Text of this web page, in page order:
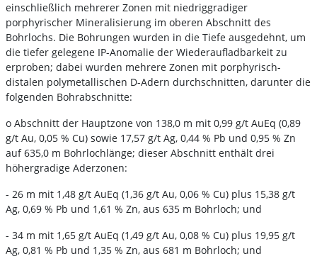
einschließlich mehrerer Zonen mit niedriggradiger
porphyrischer Mineralisierung im oberen Abschnitt des
Bohrlochs. Die Bohrungen wurden in die Tiefe ausgedehnt, um
die tiefer gelegene IP-Anomalie der Wiederaufladbarkeit zu
erproben; dabei wurden mehrere Zonen mit porphyrisch-
distalen polymetallischen D-Adern durchschnitten, darunter die
folgenden Bohrabschnitte:
o Abschnitt der Hauptzone von 138,0 m mit 0,99 g/t AuEq (0,89
g/t Au, 0,05 % Cu) sowie 17,57 g/t Ag, 0,44 % Pb und 0,95 % Zn
auf 635,0 m Bohrlochlänge; dieser Abschnitt enthält drei
höhergradige Aderzonen:
- 26 m mit 1,48 g/t AuEq (1,36 g/t Au, 0,06 % Cu) plus 15,38 g/t
Ag, 0,69 % Pb und 1,61 % Zn, aus 635 m Bohrloch; und
- 34 m mit 1,65 g/t AuEq (1,49 g/t Au, 0,08 % Cu) plus 19,95 g/t
Ag, 0,81 % Pb und 1,35 % Zn, aus 681 m Bohrloch; und